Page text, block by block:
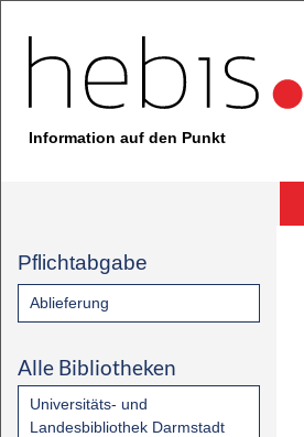
Information auf den Punkt
Pflichtabgabe
Ablieferung
Alle Bibliotheken
Universitäts- und
Landesbibliothek Darmstadt